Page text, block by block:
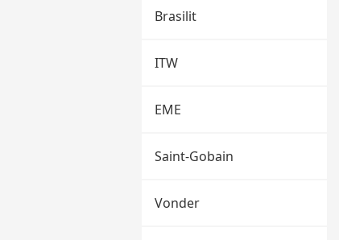
Brasilit
ITW
EME
Saint-Gobain
Vonder